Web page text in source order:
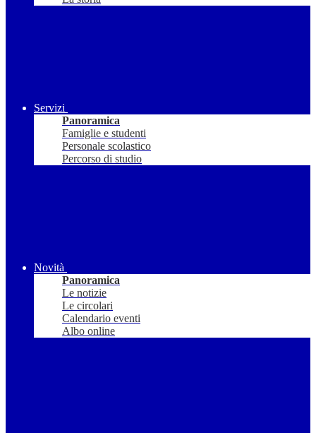
Servizi
Panoramica
Famiglie e studenti
Personale scolastico
Percorso di studio
Novità
Panoramica
Le notizie
Le circolari
Calendario eventi
Albo online